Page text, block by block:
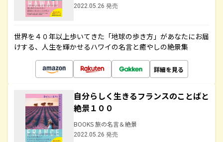
2022.05.26 発売
世界を４０年以上歩いてきた「地球の歩き方」があなたにお届
けする、人生を輝かせるハワイの名言と癒やしの絶景集
詳細を見る
自分らしく生きるフランスのことばと
絶景１００
BOOKS 旅の名言＆絶景
2022.05.26 発売